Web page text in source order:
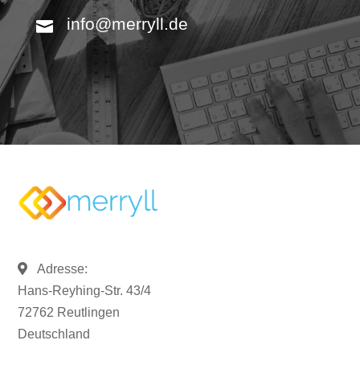
info@merryll.de
Adresse:
Hans-Reyhing-Str. 43/4
72762 Reutlingen
Deutschland